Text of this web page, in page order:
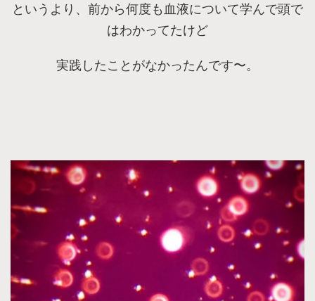
というより、前から何度も血液について学んで頭で
はわかってたけど
実践したことがなかったんです〜。